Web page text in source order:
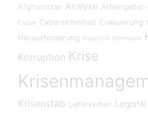
Afghanistan Analyse Arbeitgeber
Cyber
Cybersicherheit Evakuierung
Herausforderung Industrie Kommune
Korruption Krise
Krisenstab Lieferketten Logistik